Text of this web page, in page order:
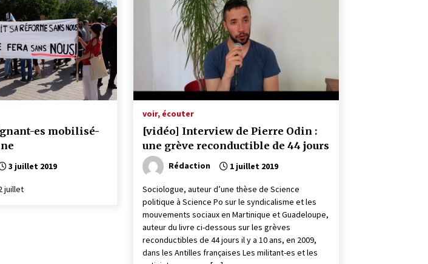
es mobilisé-
3 juillet 2019
juillet
voir, écouter
[vidéo] Interview de Pierre Odin :
une grève reconductible de 44 jours
Rédaction 1 juillet 2019
Sociologue, auteur d’une thèse de Science
politique à Science Po sur le syndicalisme et les
mouvements sociaux en Martinique et Guadeloupe,
auteur du livre ci-dessous sur les grèves
reconductibles de 44 jours il y a 10 ans, en 2009,
dans les Antilles françaises Les militant-es et les